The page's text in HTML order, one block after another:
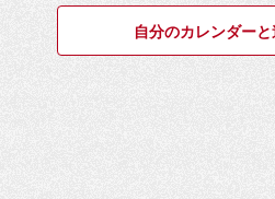
自分のカレンダー